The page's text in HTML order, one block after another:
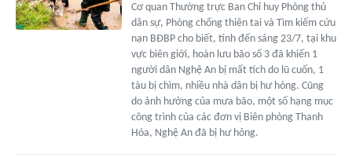
Cơ quan Thường trực Ban Chỉ huy Phòng thủ
dân sự, Phòng chống thiên tai và Tìm kiếm cứu
nạn BĐBP cho biết, tính đến sáng 23/7, tại khu
vực biên giới, hoàn lưu bão số 3 đã khiến 1
người dân Nghệ An bị mất tích do lũ cuốn, 1
tàu bị chìm, nhiều nhà dân bị hư hỏng. Cũng
do ảnh hưởng của mưa bão, một số hạng mục
công trình của các đơn vị Biên phòng Thanh
Hóa, Nghệ An đã bị hư hỏng.